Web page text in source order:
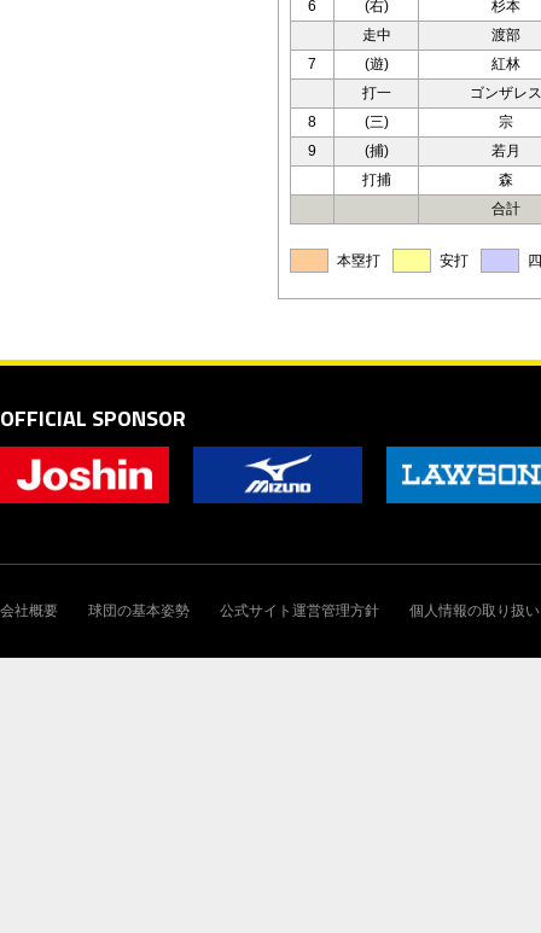
6
(右)
杉本
走中
渡部
7
(遊)
紅林
打一
ゴンザレス
8
(三)
宗
9
(捕)
若月
打捕
森
合計
本塁打 安打
OFFICIAL SPONSOR
会社概要 球団の基本姿勢 公式サイト運営管理方針 個人情報の取り扱い